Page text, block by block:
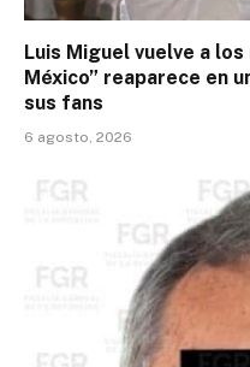
Luis Miguel vuelve a
México” reaparece en
sus fans
6 agosto, 2026